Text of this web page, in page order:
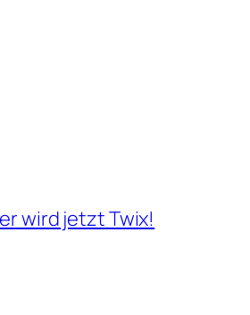
wird jetzt Twix!